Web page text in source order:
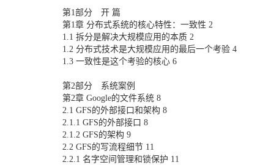
第1部分 开 篇
第1章 分布式系统的核心特性：一致性 2
1.1 拆分是解决大规模应用的本质 2
1.2 分布式技术是大规模应用的最后一个考验 4
1.3 一致性是这个考验的核心 6
第2部分 系统案例
第2章 Google的文件系统 8
2.1 GFS的外部接口和架构 8
2.1.1 GFS的外部接口 8
2.1.2 GFS的架构 9
2.2 GFS的写流程细节 11
2.2.1 名字空间管理和锁保护 11